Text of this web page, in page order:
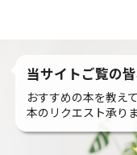
当サイトご覧の皆
おすすめの本を教え
本のリクエスト承り